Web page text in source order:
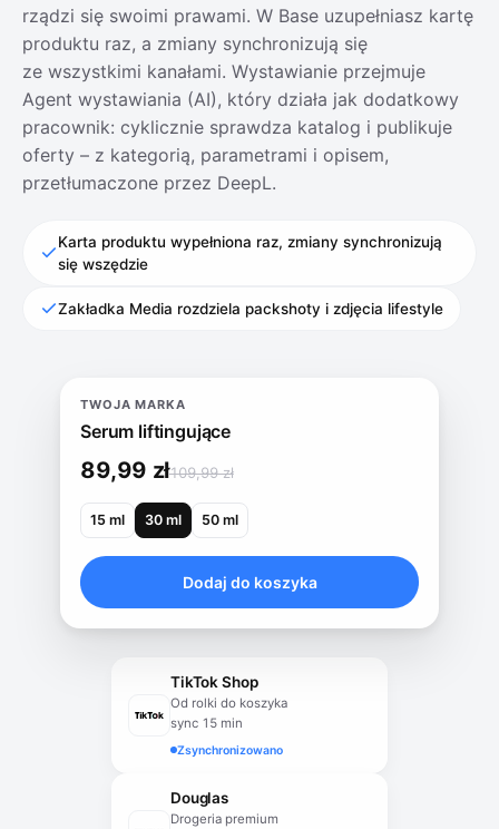
rządzi się swoimi prawami. W Base uzupełniasz kartę
produktu raz, a zmiany synchronizują się
ze wszystkimi kanałami. Wystawianie przejmuje
Agent wystawiania (AI), który działa jak dodatkowy
pracownik: cyklicznie sprawdza katalog i publikuje
oferty – z kategorią, parametrami i opisem,
przetłumaczone przez DeepL.
Karta produktu wypełniona raz, zmiany synchronizują
się wszędzie
Zakładka Media rozdziela packshoty i zdjęcia lifestyle
TikTok Shop
Od rolki do koszyka
sync 15 min
Zsynchronizowano
Douglas
Drogeria premium
Bestseller
TWOJA MARKA
Serum liftingujące
89,99 zł109,99 zł
15 ml 30 ml 50 ml
Dodaj do koszyka